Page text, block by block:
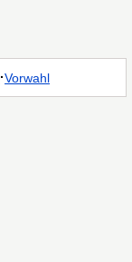
·Vorwahl